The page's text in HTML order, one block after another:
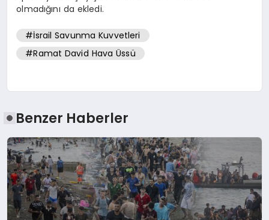
olmadığını da ekledi.
#İsrail Savunma Kuvvetleri
#Ramat David Hava Üssü
Benzer Haberler